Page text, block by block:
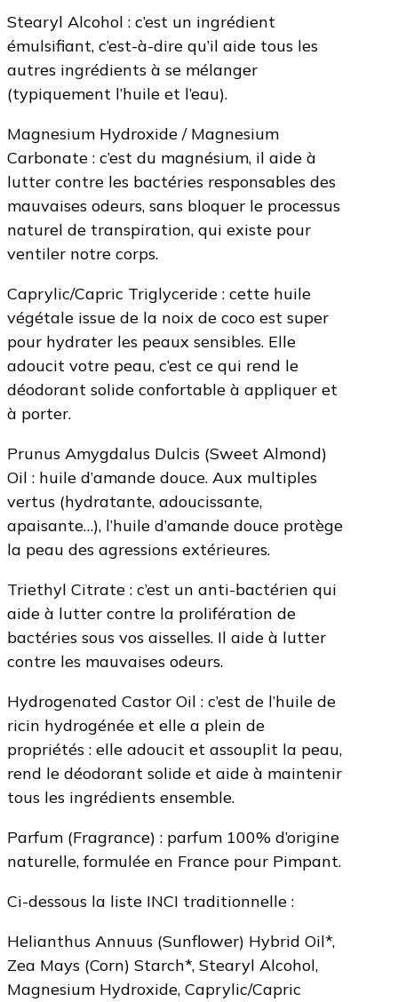
Stearyl Alcohol : c’est un ingrédient
émulsifiant, c’est-à-dire qu’il aide tous les
autres ingrédients à se mélanger
(typiquement l’huile et l’eau).
Magnesium Hydroxide / Magnesium
Carbonate : c’est du magnésium, il aide à
lutter contre les bactéries responsables des
mauvaises odeurs, sans bloquer le processus
naturel de transpiration, qui existe pour
ventiler notre corps.
Caprylic/Capric Triglyceride : cette huile
végétale issue de la noix de coco est super
pour hydrater les peaux sensibles. Elle
adoucit votre peau, c’est ce qui rend le
déodorant solide confortable à appliquer et
à porter.
Prunus Amygdalus Dulcis (Sweet Almond)
Oil : huile d’amande douce. Aux multiples
vertus (hydratante, adoucissante,
apaisante…), l’huile d’amande douce protège
la peau des agressions extérieures.
Triethyl Citrate : c’est un anti-bactérien qui
aide à lutter contre la prolifération de
bactéries sous vos aisselles. Il aide à lutter
contre les mauvaises odeurs.
Hydrogenated Castor Oil : c’est de l’huile de
ricin hydrogénée et elle a plein de
propriétés : elle adoucit et assouplit la peau,
rend le déodorant solide et aide à maintenir
tous les ingrédients ensemble.
Parfum (Fragrance) : parfum 100% d’origine
naturelle, formulée en France pour Pimpant.
Ci-dessous la liste INCI traditionnelle :
Helianthus Annuus (Sunflower) Hybrid Oil*,
Zea Mays (Corn) Starch*, Stearyl Alcohol,
Magnesium Hydroxide, Caprylic/Capric